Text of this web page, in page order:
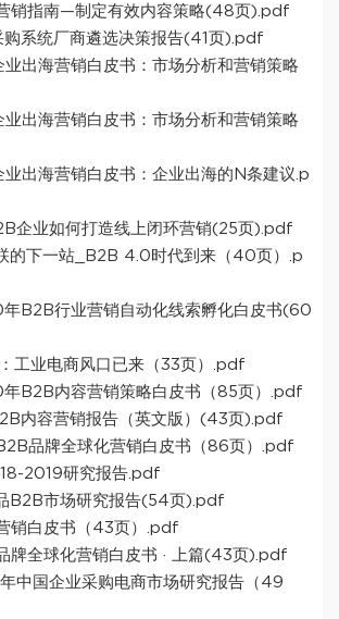
销指南—制定有效内容策略(48页).pdf
系统厂商遴选决策报告(41页).pdf
出海营销白皮书：市场分析和营销策略
出海营销白皮书：市场分析和营销策略
出海营销白皮书：企业出海的N条建议.p
企业如何打造线上闭环营销(25页).pdf
的下一站_B2B 4.0时代到来（40页）.p
B2B行业营销自动化线索孵化白皮书(60
工业电商风口已来（33页）.pdf
B2B内容营销策略白皮书（85页）.pdf
内容营销报告（英文版）(43页).pdf
品牌全球化营销白皮书（86页）.pdf
2019研究报告.pdf
B2B市场研究报告(54页).pdf
销白皮书（43页）.pdf
牌全球化营销白皮书 · 上篇(43页).pdf
中国企业采购电商市场研究报告（49